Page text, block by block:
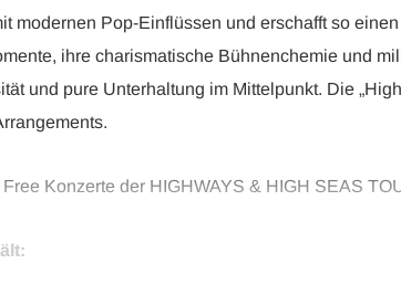
modernen Pop-Einflüssen und erschafft so
ihre charismatische Bühnenchemie und
und pure Unterhaltung im Mittelpunkt. Die
Konzerte der HIGHWAYS & HIGH SEAS